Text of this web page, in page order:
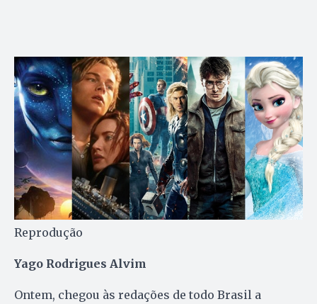
Reprodução
Yago Rodrigues Alvim
Ontem, chegou às redações de todo Brasil a